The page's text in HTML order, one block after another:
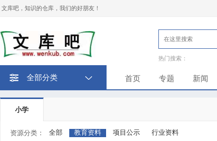
文库吧，知识的仓库，我们的好朋友！
热门搜索：
全部分类 首页 专题 新闻
小学
资源分类： 全部 教育资料 项目公示 行业资料